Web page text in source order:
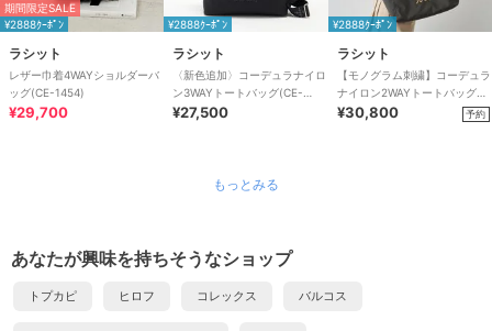
期間限定SALE
¥2888ｸｰﾎﾟﾝ
ラシット
レザー巾着4WAYショルダーバ
ッグ(CE-1454)
¥29,700
¥2888ｸｰﾎﾟﾝ
ラシット
〈新色追加〉コーデュラナイロ
ン3WAYトートバッグ(CE-
1662)
¥27,500
¥2888ｸｰﾎﾟﾝ
ラシット
【モノグラム刺繍】コーデュラ
ナイロン2WAYトートバッグ
(CE-1776)
¥30,800 予約
もっとみる
あなたが興味を持ちそうなショップ
トプカピ ヒロフ コレックス バルコス